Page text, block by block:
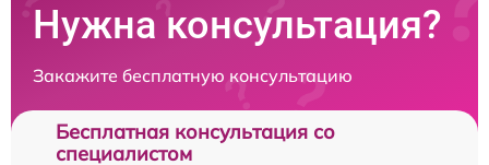
Нужна консультация?
Закажите бесплатную консультацию
Бесплатная консультация со
специалистом